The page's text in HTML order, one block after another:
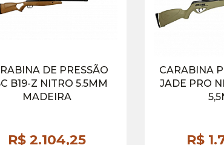
DE PRESSÃO
B19-Z NITRO 5.5MM
MADEIRA
R$ 2.104,25
CARABINA
JADE PRO
R$